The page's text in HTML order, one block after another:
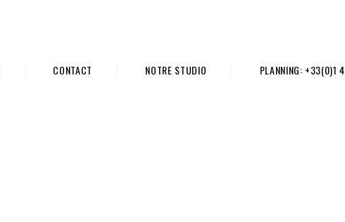
CONTACT NOTRE STUDIO PLANNING: +33(0)1